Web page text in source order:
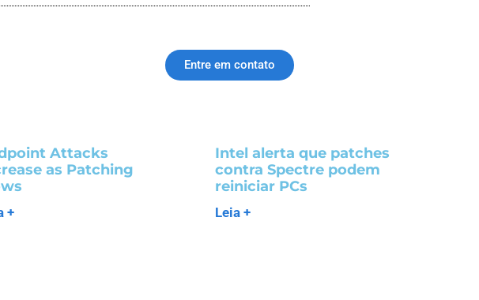
Entre em contato
Attacks
as Patching
+
Intel alerta que patches
contra Spectre podem
reiniciar PCs
Leia +